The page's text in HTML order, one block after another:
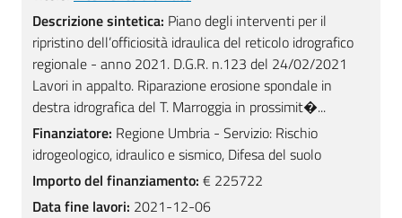
Descrizione sintetica: Piano degli interventi per il
ripristino dell’officiosità idraulica del reticolo idrografico
regionale - anno 2021. D.G.R. n.123 del 24/02/2021
Lavori in appalto. Riparazione erosione spondale in
destra idrografica del T. Marroggia in prossimit�...
Finanziatore: Regione Umbria - Servizio: Rischio
idrogeologico, idraulico e sismico, Difesa del suolo
Importo del finanziamento: € 225722
Data fine lavori: 2021-12-06